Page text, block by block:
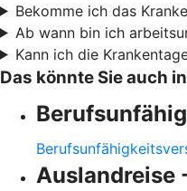
Bekomme ich das
Ab wann bin ich
Kann ich die
Das könnte Sie auch
Auslandreise